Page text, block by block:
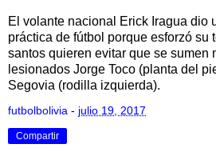
El volante nacional Erick Iragua dio
práctica de fútbol porque esforzó su
santos quieren evitar que se sumen
lesionados Jorge Toco (planta del
Segovia (rodilla izquierda).
futbolbolivia - julio 19, 2017
Compartir